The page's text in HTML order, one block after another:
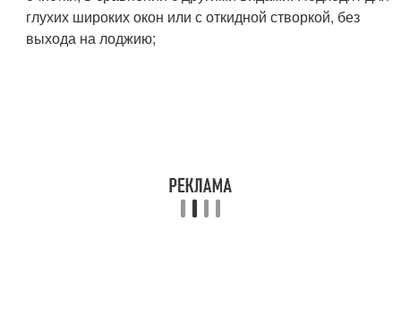
глухих широких окон или с откидной створкой, без
выхода на лоджию;